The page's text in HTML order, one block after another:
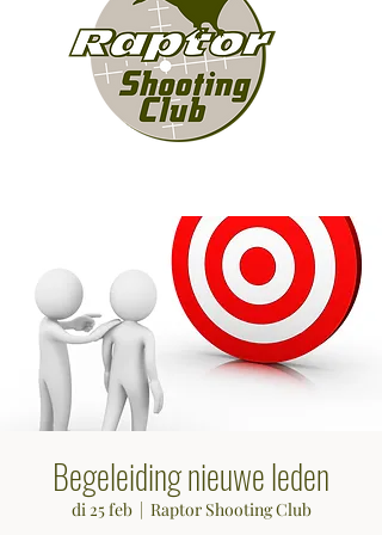
Begeleiding nieuwe leden
di 25 feb
  |
Raptor Shooting Club